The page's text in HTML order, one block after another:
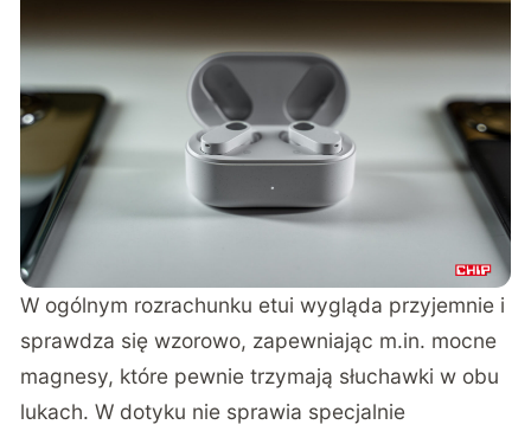
W ogólnym rozrachunku etui wygląda przyjemnie i
sprawdza się wzorowo, zapewniając m.in. mocne
magnesy, które pewnie trzymają słuchawki w obu
lukach. W dotyku nie sprawia specjalnie